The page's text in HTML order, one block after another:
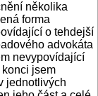
několika
forma
o tehdejší
advokáta
nevypovídající
jsem
jednotlivých